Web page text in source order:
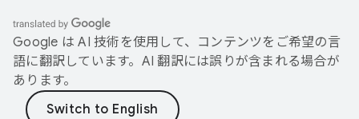
Google は AI 技術を使用して、コンテンツをご希望の言
語に翻訳しています。AI 翻訳には誤りが含まれる場合が
あります。